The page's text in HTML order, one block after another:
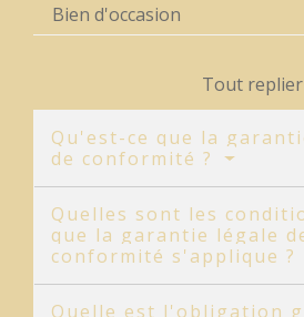
Bien d'occasion
Tout replier
Qu'est-ce que la
de conformité ?
Quelles sont les
que la garantie légale
conformité s'applique ?
Quelle est l'obligation